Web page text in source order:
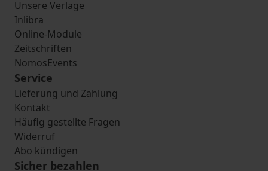
Unsere Verlage
Inlibra
Online-Module
Zeitschriften
NomosEvents
Service
Lieferung und Zahlung
Kontakt
Häufig gestellte Fragen
Widerruf
Abo kündigen
Sicher bezahlen